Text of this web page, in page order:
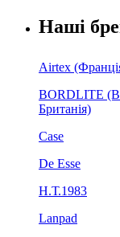
Наші
Airtex
BORDLITE
Британія)
Case
De Esse
H.Т.1983
Lanpad